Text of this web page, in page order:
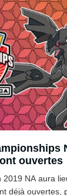
ouvertes
NA aura
déjà ouvertes,